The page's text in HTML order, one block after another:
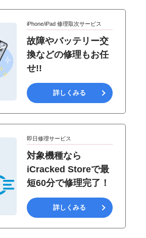
iPhone/iPad 修理取次サービス
故障やバッテリー交
換などの修理もお任
せ!!
詳しくみる
即日修理サービス
対象機種なら
iCracked Storeで最
短60分で修理完了！
詳しくみる